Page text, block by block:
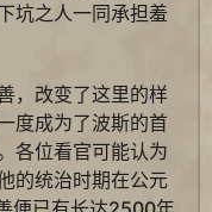
坑之人一同承担羞
，改变了这里的样
度成为了波斯的首
各位看官可能认为
的统治时期在公元